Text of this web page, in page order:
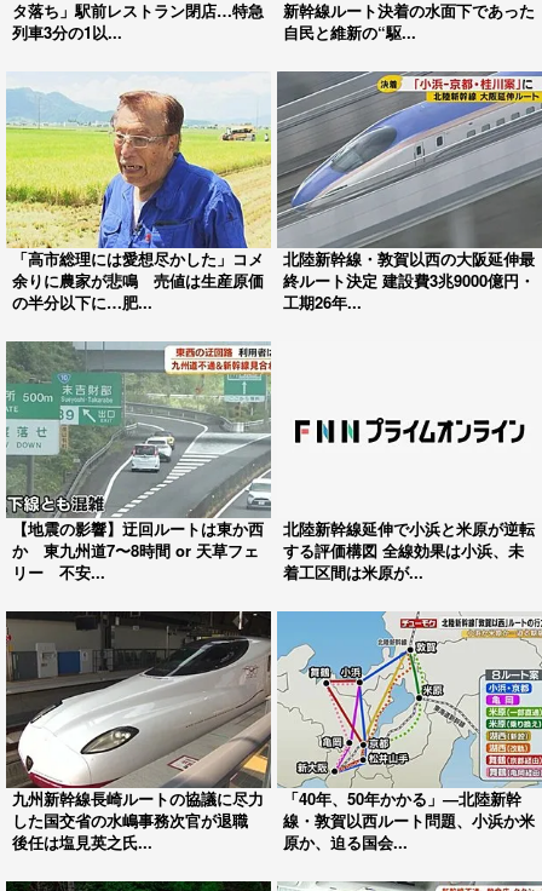
タ落ち」駅前レストラン閉店…特急
列車3分の1以...
新幹線ルート決着の水面下であった
自民と維新の“駆...
「高市総理には愛想尽かした」コメ
余りに農家が悲鳴 売値は生産原価
の半分以下に…肥...
北陸新幹線・敦賀以西の大阪延伸最
終ルート決定 建設費3兆9000億円・
工期26年...
【地震の影響】迂回ルートは東か西
か 東九州道7〜8時間 or 天草フェ
リー 不安...
北陸新幹線延伸で小浜と米原が逆転
する評価構図 全線効果は小浜、未
着工区間は米原が...
九州新幹線長崎ルートの協議に尽力
した国交省の水嶋事務次官が退職
後任は塩見英之氏...
「40年、50年かかる」—北陸新幹
線・敦賀以西ルート問題、小浜か米
原か、迫る国会...